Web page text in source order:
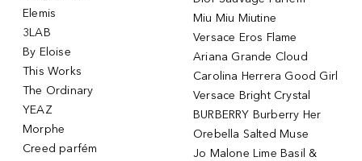
Elemis
3LAB
By Eloise
This Works
The Ordinary
YEAZ
Morphe
Creed parfém
Miu Miu Miutine
Versace Eros Flame
Ariana Grande Cloud
Carolina Herrera Good Girl
Versace Bright Crystal
BURBERRY Burberry Her
Orebella Salted Muse
Jo Malone Lime Basil &